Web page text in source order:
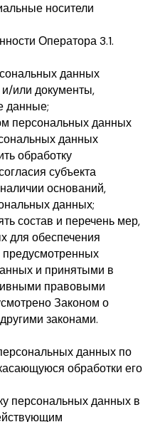
носители
Оператора 3.1.
данных
или документы,
данные;
персональных данных
данных
обработку
субъекта
оснований,
данных;
состав и перечень мер,
для обеспечения
и принятыми в
правовыми
Законом о
законами.
данных по
обработки его
персональных данных в